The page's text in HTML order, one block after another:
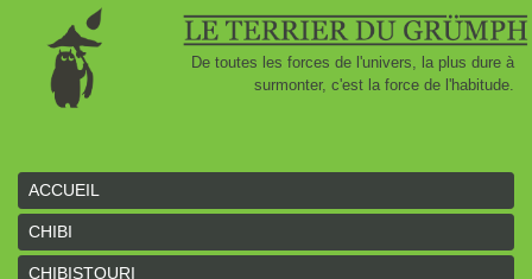
De toutes les forces de l'univers, la plus dure à
surmonter, c'est la force de l'habitude.
ACCUEIL
CHIBI
CHIBISTOURI